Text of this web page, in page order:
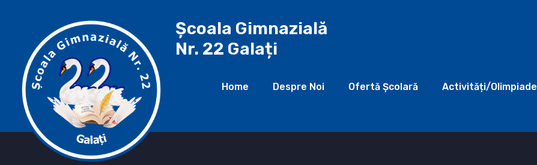
Școala Gimnazială
Nr. 22 Galați
Home Despre Noi Ofertă Şcolară Activități/Olimpiade